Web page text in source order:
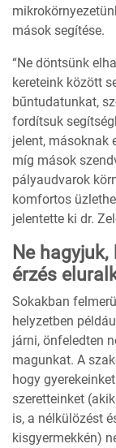
mások segítése.
“Ne döntsünk
kereteink között
bűntudatunkat,
fordítsuk
jelent, másoknak
míg mások
pályaudvarok
komfortos
jelentette ki dr.
Ne
érzés
Sokakban
helyzetben
járni, önfeledten
magunkat. A
hogy
szeretteinket
is, a nélkülözést
kisgyermekkén)